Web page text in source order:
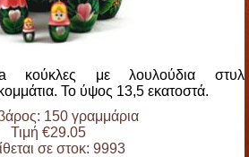
κούκλες με λουλούδια στυλ
Το ύψος 13,5 εκατοστά.
150 γραμμάρια
Τιμή €29.05
σε στοκ: 9993